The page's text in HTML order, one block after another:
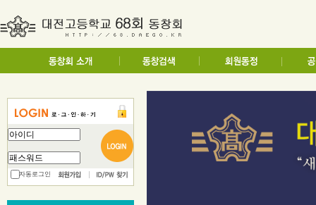
자동로그인